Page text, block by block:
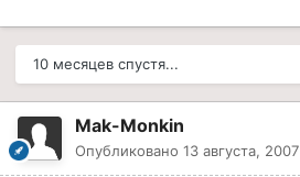
10 месяцев спустя...
Mak-Monkin
Опубликовано 13 августа, 2007